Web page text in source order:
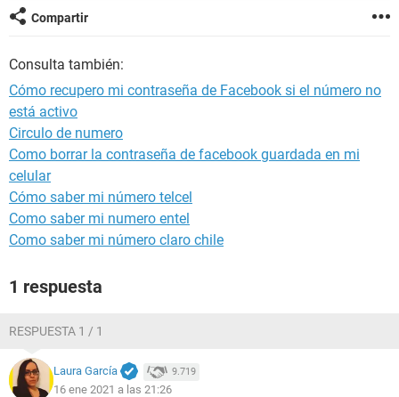
Compartir
Consulta también:
Cómo recupero mi contraseña de Facebook si el número no
está activo
Circulo de numero
Como borrar la contraseña de facebook guardada en mi
celular
Cómo saber mi número telcel
Como saber mi numero entel
Como saber mi número claro chile
1 respuesta
RESPUESTA 1 / 1
Laura García 9.719
16 ene 2021 a las 21:26